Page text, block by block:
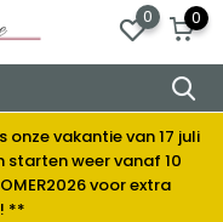
0 0
onze vakantie van 17 juli
starten weer vanaf 10
voor extra
**